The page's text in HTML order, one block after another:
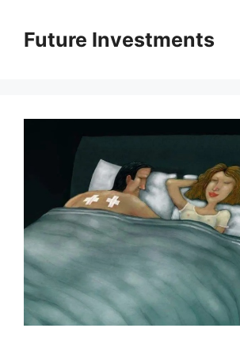
вмістуFuture Investments